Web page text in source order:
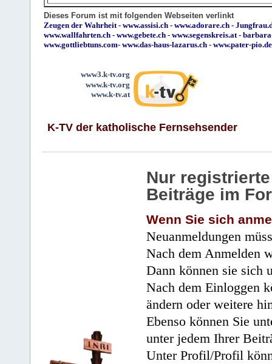
Dieses Forum ist mit folgenden Webseiten verlinkt
Zeugen der Wahrheit- www.assisi.ch - www.adorare.ch -
www.wallfahrten.ch - www.gebete.ch - www.segenskreis.at-
www.gottliebtuns.com- www.das-haus-lazarus.ch - www.pater-pio.de
www3.k-tv.org
www.k-tv.org
www.k-tv.at
K-TV der katholische Fernsehsender
Nur
Beiträge im
Wenn Sie sich
Neuanmeldungen
Nach dem Anmelden
Dann können sie sich
Nach dem Einloggen
ändern oder weitere
Ebenso können Sie
unter jedem Ihrer
Unter Profil/Profil